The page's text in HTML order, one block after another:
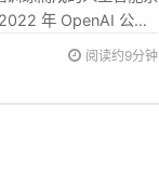
年 OpenAI 公司
局，如谷歌、微
阅读约9分钟